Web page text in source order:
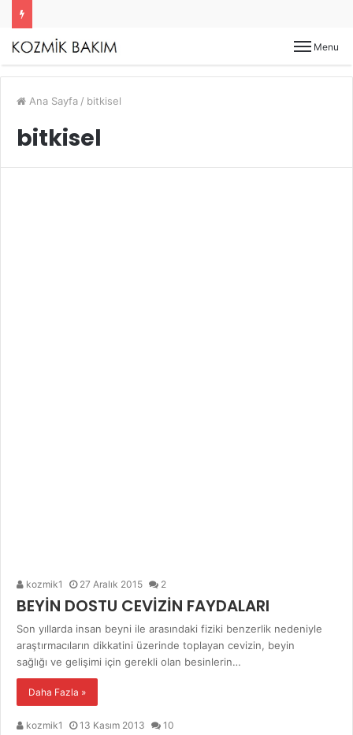
Menu
Ana Sayfa / bitkisel
bitkisel
kozmik1 27 Aralık 2015 2
BEYİN DOSTU CEVİZİN FAYDALARI
Son yıllarda insan beyni ile arasındaki fiziki benzerlik nedeniyle
araştırmacıların dikkatini üzerinde toplayan cevizin, beyin
sağlığı ve gelişimi için gerekli olan besinlerin…
Daha Fazla »
kozmik1 13 Kasım 2013 10